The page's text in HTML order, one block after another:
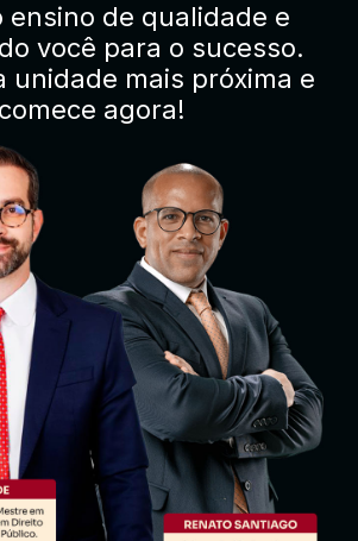
ensino de qualidade e
você para o sucesso.
unidade mais próxima e
comece agora!